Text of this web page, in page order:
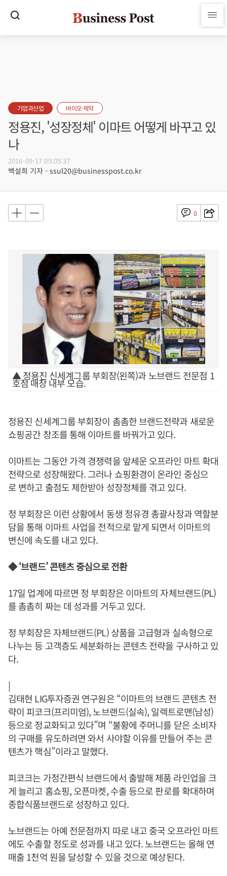
기업과산업 바이오·제약
정용진, '성장정체' 이마트 어떻게 바꾸고 있
나
2016-09-17 09:05:37
백설희 기자 - ssul20@businesspost.co.kr
0
▲ 정용진 신세계그룹 부회장(왼쪽)과 노브랜드 전문점 1
호점 매장 내부 모습.
정용진 신세계그룹 부회장이 촘촘한 브랜드전략과 새로운
쇼핑공간 창조를 통해 이마트를 바꿔가고 있다.
이마트는 그동안 가격 경쟁력을 앞세운 오프라인 마트 확대
전략으로 성장해왔다. 그러나 쇼핑환경이 온라인 중심으
로 변하고 출점도 제한받아 성장정체를 겪고 있다.
정 부회장은 이런 상황에서 동생 정유경 총괄사장과 역할분
담을 통해 이마트 사업을 전적으로 맡게 되면서 이마트의
변신에 속도를 내고 있다.
◆ ‘브랜드’ 콘텐츠 중심으로 전환
17일 업계에 따르면 정 부회장은 이마트의 자체브랜드(PL)
를 촘촘히 짜는 데 성과를 거두고 있다.
정 부회장은 자체브랜드(PL) 상품을 고급형과 실속형으로
나누는 등 고객층도 세분화하는 콘텐츠 전략을 구사하고 있
다.
|
김태현 LIG투자증권 연구원은 “이마트의 브랜드 콘텐츠 전
략이 피코크(프리미엄), 노브랜드(실속), 일렉트로맨(남성)
등으로 정교화되고 있다”며 “불황에 주머니를 닫은 소비자
의 구매를 유도하려면 와서 사야할 이유를 만들어 주는 콘
텐츠가 핵심”이라고 말했다.
피코크는 가정간편식 브랜드에서 출발해 제품 라인업을 크
게 늘리고 홈쇼핑, 오픈마켓, 수출 등으로 판로를 확대하며
종합식품브랜드로 성장하고 있다.
노브랜드는 아예 전문점까지 따로 내고 중국 오프라인 마트
에도 수출할 정도로 성과를 내고 있다. 노브랜드는 올해 연
매출 1천억 원을 달성할 수 있을 것으로 예상된다.